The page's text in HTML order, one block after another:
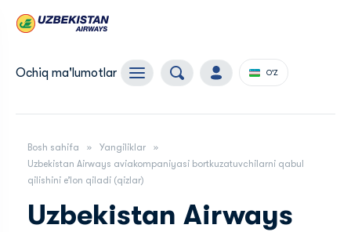
Ochiq ma'lumotlar O'Z
Bosh sahifa
Yangiliklar
Uzbekistan Airways aviakompaniyasi bortkuzatuvchilarni qabul
qilishini e’lon qiladi (qizlar)
Uzbekistan Airways